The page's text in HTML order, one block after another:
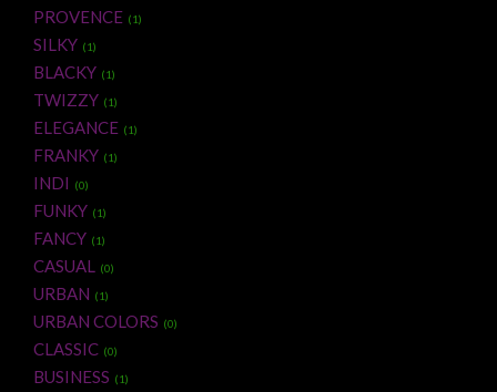
PROVENCE (1)
SILKY (1)
BLACKY (1)
TWIZZY (1)
ELEGANCE (1)
FRANKY (1)
INDI (0)
FUNKY (1)
FANCY (1)
CASUAL (0)
URBAN (1)
URBAN COLORS (0)
CLASSIC (0)
BUSINESS (1)